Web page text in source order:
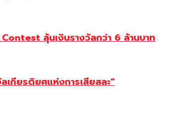
ลุ้นเงินรางวัลกว่า 6 ล้านบาท
กียรติยศแห่งการเสียสละ”